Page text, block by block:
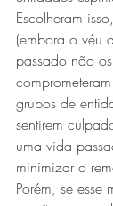
Escolheram
(embora o véu
passado não
grupos de
sentirem
uma vida
minimizar o
Porém, se esse